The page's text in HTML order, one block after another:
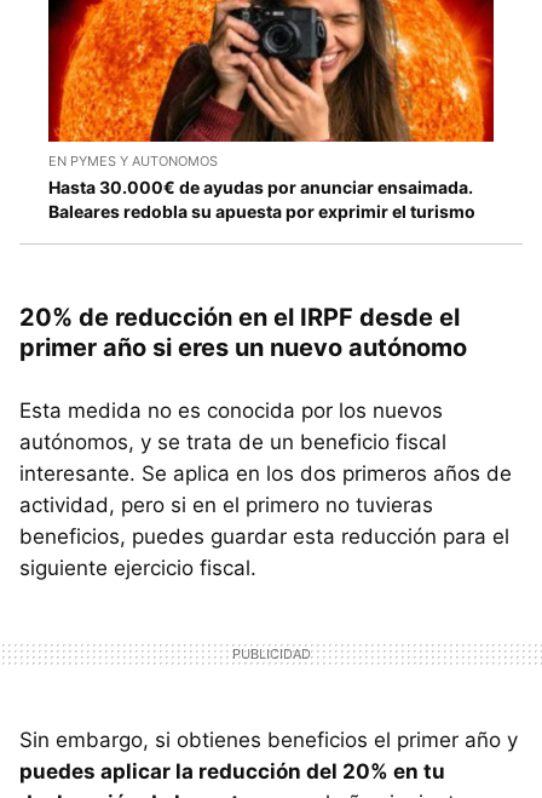
EN PYMES Y AUTONOMOS
Hasta 30.000€ de ayudas por anunciar ensaimada.
Baleares redobla su apuesta por exprimir el turismo
20% de reducción en el IRPF desde el
primer año si eres un nuevo autónomo
Esta medida no es conocida por los nuevos
autónomos, y se trata de un beneficio fiscal
interesante. Se aplica en los dos primeros años de
actividad, pero si en el primero no tuvieras
beneficios, puedes guardar esta reducción para el
siguiente ejercicio fiscal.
Sin embargo, si obtienes beneficios el primer año y
puedes aplicar la reducción del 20% en tu